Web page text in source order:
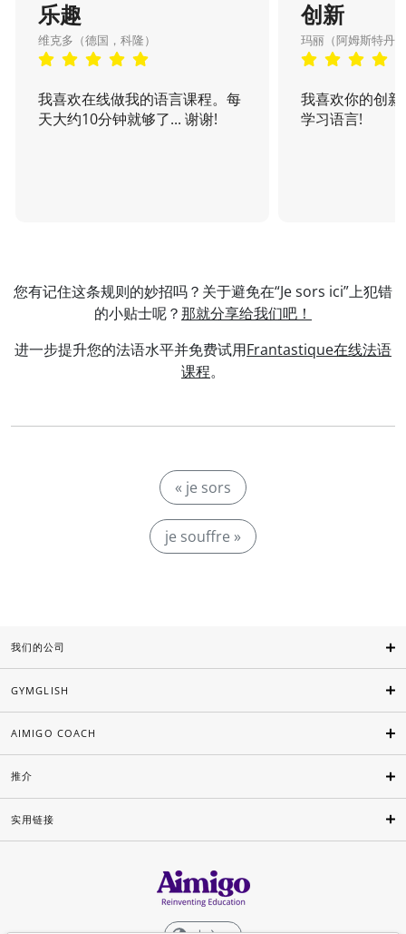
乐趣
维克多（德国，科隆）
我喜欢在线做我的语言课程。每
天大约10分钟就够了... 谢谢!
创新
玛丽（阿姆斯特丹
我喜欢你的创
学习语言!
您有记住这条规则的妙招吗？关于避免在“Je sors ici”上犯错
的小贴士呢？那就分享给我们吧！
进一步提升您的法语水平并免费试用Frantastique在线法语
课程。
« je sors
je souffre »
我们的公司
GYMGLISH
AIMIGO COACH
推介
实用链接